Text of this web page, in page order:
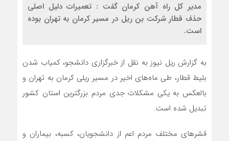
مدیر کل راه آهن کرمان گفت : تعمیرات دلیل اصلی
حذف قطار شرکت بن ریل در مسیر کرمان به تهران بوده
است.
به گزارش ریل نیوز به نقل از خبرگزاری دانشجو، کمیاب شدن
بلیط قطار، طی ماه‌های اخیر در مسیر ریلی کرمان به تهران و
بالعکس به یکی مشکلات جدی مردم بزرگترین استان کشور
تبدیل شده است.
قشر‌های مختلف مردم اعم از دانشجویان، کسبه، بیماران و